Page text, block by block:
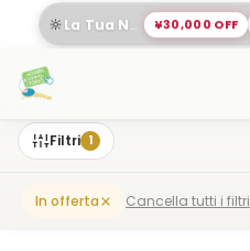
🔆 La Tua Nuova Vita a Meguro Ti Aspetta ¥30,000 OFF
Filtri 1
In offerta Cancella tutti i filtri